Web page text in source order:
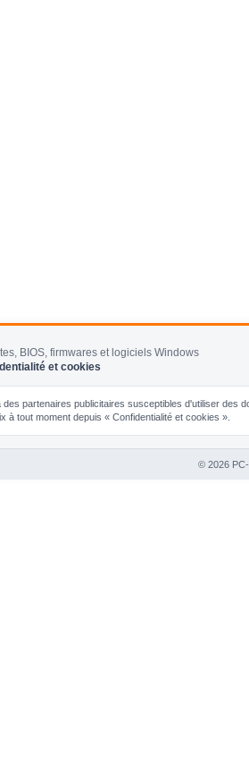
BIOS, firmwares et logiciels Windows
et cookies
des partenaires publicitaires susceptibles d'utiliser
à tout moment depuis « Confidentialité et cookies ».
© 2026